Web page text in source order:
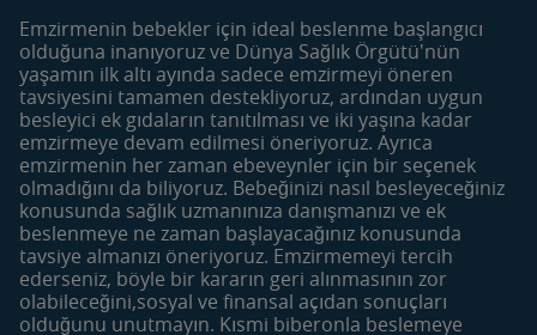
SMA Comfort 3
SMA İyi Geceler 3
Gerber
Devam Sütleri
Çocuk Devam Sütleri
Meyve ve Sebze Püreleri
Besleyici Atıştırmalıklar
Dönemler
Hamilelik Öncesi
Hamilelik
0-6 Aylık Bebek
6-12 Aylık Bebek
12-24 Aylık Bebek
Araçlar
Bebek İsim Sözlüğü
Yumurtlama Dönemi
Hesaplama
Haftalık Doğum Takvimi
Tarif Bulucu
Emzirmenin bebekler için ideal beslenme başlangıcı
olduğuna inanıyoruz ve Dünya Sağlık Örgütü'nün
yaşamın ilk altı ayında sadece emzirmeyi öneren
tavsiyesini tamamen destekliyoruz, ardından uygun
besleyici ek gıdaların tanıtılması ve iki yaşına kadar
emzirmeye devam edilmesi öneriyoruz. Ayrıca
emzirmenin her zaman ebeveynler için bir seçenek
olmadığını da biliyoruz. Bebeğinizi nasıl besleyeceğiniz
konusunda sağlık uzmanınıza danışmanızı ve ek
beslenmeye ne zaman başlayacağınız konusunda
tavsiye almanızı öneriyoruz. Emzirmemeyi tercih
ederseniz, böyle bir kararın geri alınmasının zor
olabileceğini,sosyal ve finansal açıdan sonuçları
olduğunu unutmayın. Kısmi biberonla beslemeye